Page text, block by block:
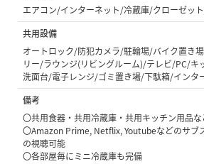
エアコン/インターネット/冷蔵庫/クローゼッ
共用設備
オートロック/防犯カメラ/駐輪場/バイク置き
リー/ラウンジ(リビングルーム)/テレビ/PC/
洗面台/電子レンジ/ゴミ置き場/下駄箱/インタ
備考
〇共用食器・共用冷蔵庫・共用キッチン用品な
〇Amazon Prime, Netflix, Youtubeなどのサブ
の視聴可能
〇各部屋毎にミニ冷蔵庫も完備